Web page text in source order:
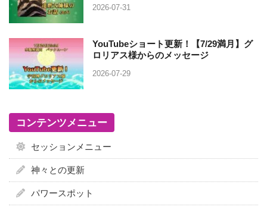
2026-07-31
YouTubeショート更新！【7/29満月】グ
ロリアス様からのメッセージ
2026-07-29
コンテンツメニュー
セッションメニュー
神々との更新
パワースポット